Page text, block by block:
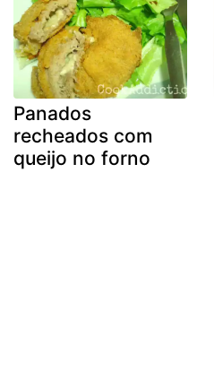
Panados
recheados com
queijo no forno